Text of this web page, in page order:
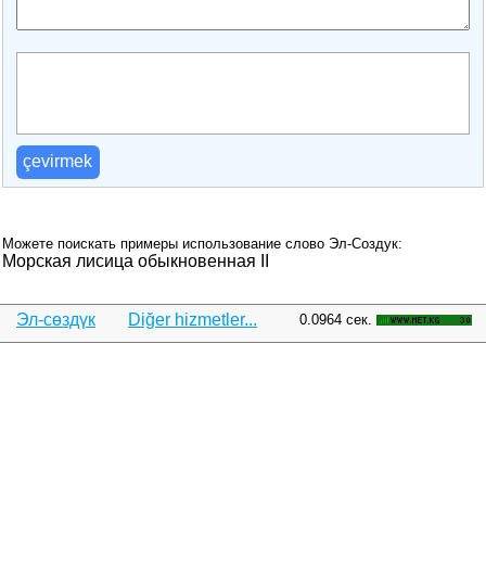
çevirmek
Можете поискать примеры использование слово Эл-Создук:
Морская лисица обыкновенная II
Эл-сөздүк Diğer hizmetler... 0.0964 сек.